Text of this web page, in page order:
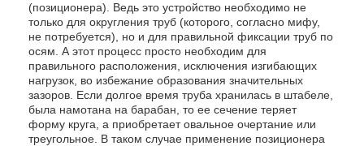
(позиционера). Ведь это устройство необходимо не
только для округления труб (которого, согласно мифу,
не потребуется), но и для правильной фиксации труб по
осям. А этот процесс просто необходим для
правильного расположения, исключения изгибающих
нагрузок, во избежание образования значительных
зазоров. Если долгое время труба хранилась в штабеле,
была намотана на барабан, то ее сечение теряет
форму круга, а приобретает овальное очертание или
треугольное. В таком случае применение позиционера